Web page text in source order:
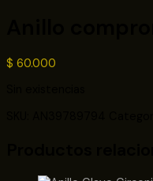
$ 60.000